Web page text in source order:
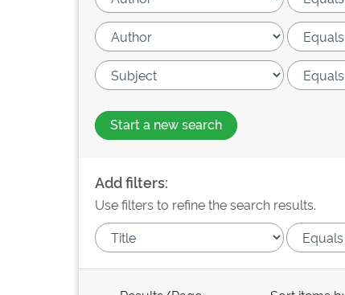
Start a new search
Add filters:
Use filters to refine the search results.